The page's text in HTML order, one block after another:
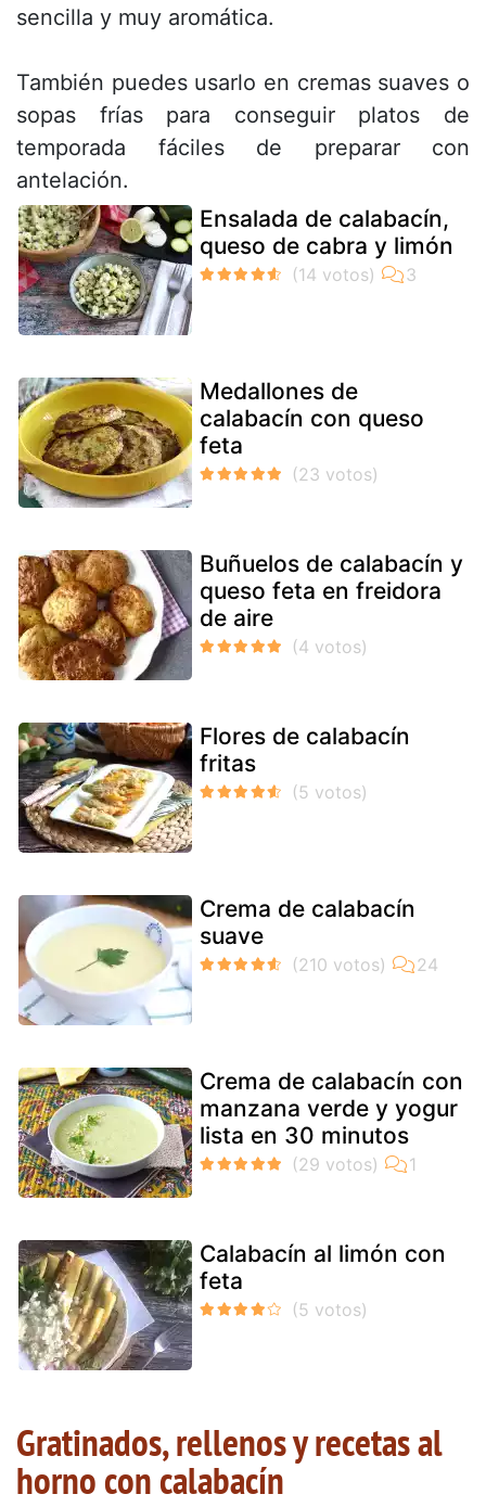
sencilla y muy aromática.
También puedes usarlo en cremas suaves o
sopas frías para conseguir platos de
temporada fáciles de preparar con
antelación.
Ensalada de calabacín,
queso de cabra y limón
Medallones de
calabacín con queso
feta
Buñuelos de calabacín y
queso feta en freidora
de aire
Flores de calabacín
fritas
Crema de calabacín
suave
Crema de calabacín con
manzana verde y yogur
lista en 30 minutos
Calabacín al limón con
feta
Gratinados, rellenos y recetas al
horno con calabacín